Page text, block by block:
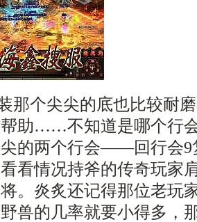
那个尖尖的底也比较耐
助……不知道是哪个行
的两个行会——回行会9
看情况持斧的传奇玩家
。炎炙还记得那位老玩
兽的几率就要小得多，